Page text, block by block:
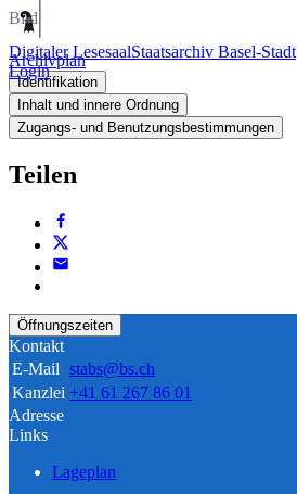
Digitaler LesesaalStaatsarchiv Basel-Stadt
Login
Bild
Archivplan
Identifikation
Inhalt und innere Ordnung
Zugangs- und Benutzungsbestimmungen
Teilen
Öffnungszeiten
Kontakt
E-Mail stabs@bs.ch
Kanzlei +41 61 267 86 01
Adresse
Links
Lageplan